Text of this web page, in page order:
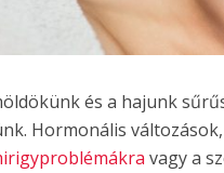
és a hajunk
Hormonális
vagy a